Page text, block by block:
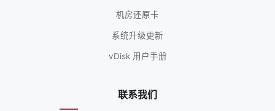
机房还原卡
系统升级更新
vDisk 用户手册
联系我们